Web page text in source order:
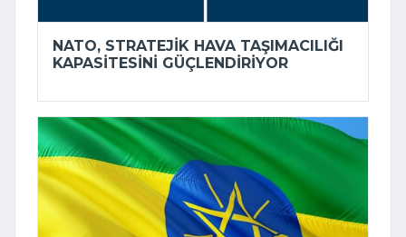
NATO, STRATEJIK HAVA TAŞIMACILIĞI
KAPASITESINI GÜÇLENDIRIYOR